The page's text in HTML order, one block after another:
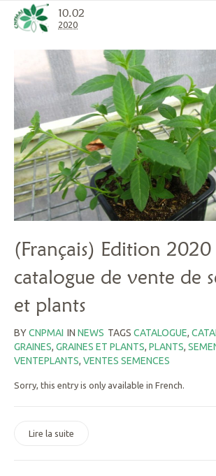
10.02
2020
(Français) Edition
catalogue de vente de
et plants
BYCNPMAI IN NEWS TAGS CATALOGUE,
GRAINES, GRAINES ET PLANTS, PLANTS,
VENTEPLANTS, VENTES SEMENCES
Sorry, this entry is only available in French.
Lire la suite